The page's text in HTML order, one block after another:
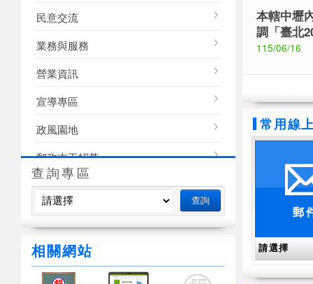
民意交流
業務與服務
營業資訊
宣導專區
政風園地
郵政志工招募
檔案應用
查詢專區
相關網站
本轄中壢
調「臺北
115/06/16
常用線
郵